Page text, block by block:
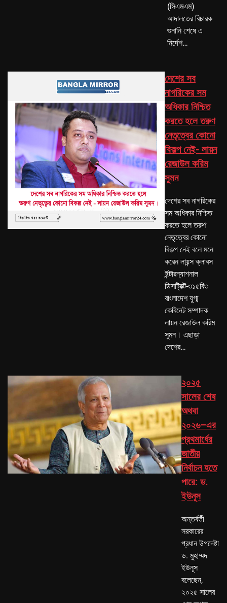
(সিএমএম)
আদালতের বিচারক
শুনানি শেষে এ
নির্দেশ…
দেশের সব
নাগরিকের সম
অধিকার নিশ্চিত
করতে হলে তরুণ
নেতৃত্বের কোনো
বিকল্প নেই- লায়ন
রেজাউল করিম
সুমন
দেশের সব নাগরিকের
সম অধিকার নিশ্চিত
করতে হলে তরুণ
নেতৃত্বের কোনো
বিকল্প নেই বলে মনে
করেন লায়ন্স ক্লাবস
ইন্টারন্যাশনাল
ডিসট্রিক্ট-৩১৫বি৩
বাংলাদেশ যুগ্ম
কেবিনেট সম্পাদক
লায়ন রেজাউল করিম
সুমন। এছাড়া
দেশের…
২০২৫
সালের শেষ
অথবা
২০২৬–এর
প্রথমার্ধের
জাতীয়
নির্বাচন হতে
পারে: ড.
ইউনূস
অন্তর্বর্তী
সরকারের
প্রধান উপদেষ্টা
ড. মুহাম্মদ
ইউনূস
বলেছেন,
২০২৫ সালের